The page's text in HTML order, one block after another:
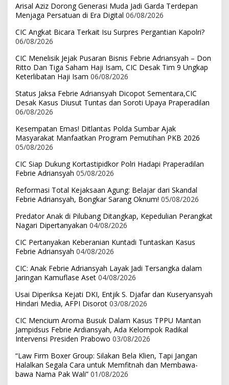
Arisal Aziz Dorong Generasi Muda Jadi Garda Terdepan
Menjaga Persatuan di Era Digital 06/08/2026
CIC Angkat Bicara Terkait Isu Surpres Pergantian Kapolri?
06/08/2026
CIC Menelisik Jejak Pusaran Bisnis Febrie Adriansyah – Don
Ritto Dan Tiga Saham Haji Isam, CIC Desak Tim 9 Ungkap
Keterlibatan Haji Isam 06/08/2026
Status Jaksa Febrie Adriansyah Dicopot Sementara,CIC
Desak Kasus Diusut Tuntas dan Soroti Upaya Praperadilan
06/08/2026
Kesempatan Emas! Ditlantas Polda Sumbar Ajak
Masyarakat Manfaatkan Program Pemutihan PKB 2026
05/08/2026
CIC Siap Dukung Kortastipidkor Polri Hadapi Praperadilan
Febrie Adriansyah 05/08/2026
Reformasi Total Kejaksaan Agung: Belajar dari Skandal
Febrie Adriansyah, Bongkar Sarang Oknum! 05/08/2026
Predator Anak di Pilubang Ditangkap, Kepedulian Perangkat
Nagari Dipertanyakan 04/08/2026
CIC Pertanyakan Keberanian Kuntadi Tuntaskan Kasus
Febrie Adriansyah 04/08/2026
CIC: Anak Febrie Adriansyah Layak Jadi Tersangka dalam
Jaringan Kamuflase Aset 04/08/2026
Usai Diperiksa Kejati DKI, Entjik S. Djafar dan Kuseryansyah
Hindari Media, AFPI Disorot 03/08/2026
CIC Mencium Aroma Busuk Dalam Kasus TPPU Mantan
Jampidsus Febrie Ardiansyah, Ada Kelompok Radikal
Intervensi Presiden Prabowo 03/08/2026
“Law Firm Boxer Group: Silakan Bela Klien, Tapi Jangan
Halalkan Segala Cara untuk Memfitnah dan Membawa-
bawa Nama Pak Wali” 01/08/2026